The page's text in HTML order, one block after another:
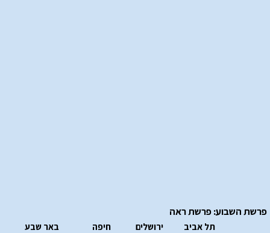
פרשת השבוע: פרשת ראה
תל אביב
ירושלים
חיפה
באר שבע